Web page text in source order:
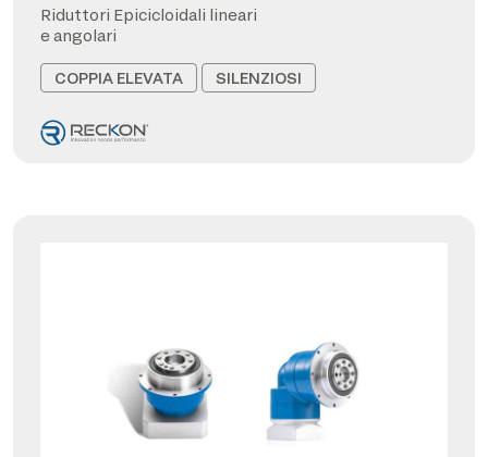
Riduttori Epicicloidali lineari
e angolari
COPPIA ELEVATA SILENZIOSI